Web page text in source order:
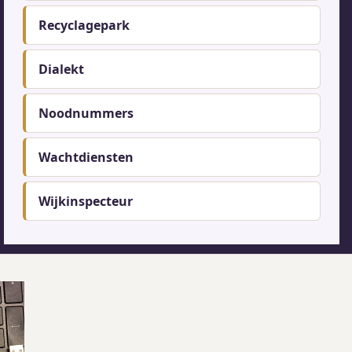
Recyclagepark
Dialekt
Noodnummers
Wachtdiensten
Wijkinspecteur